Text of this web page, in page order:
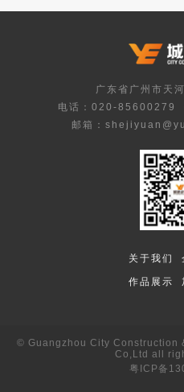
广东省广州市天
电话：020-85600279
邮箱：
关于我们
作品展示
© Guangzhou City Construction
Co,Ltd all
粤ICP备